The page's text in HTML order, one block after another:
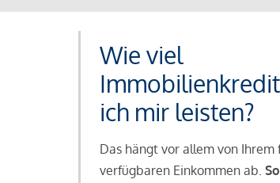
Wie viel
ich mir leisten?
Das hängt vor allem von Ihrem
verfügbaren Einkommen ab.